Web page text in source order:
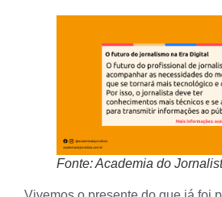
Fonte: Academia do